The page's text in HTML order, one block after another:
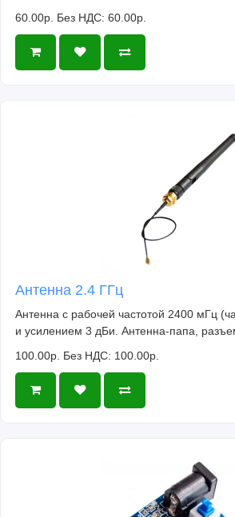
60.00р. Без НДС: 60.00р.
Антенна 2.4 ГГц
Антенна с рабочей частотой 2400 мГц
и усилением 3 дБи. Антенна-папа,
100.00р. Без НДС: 100.00р.